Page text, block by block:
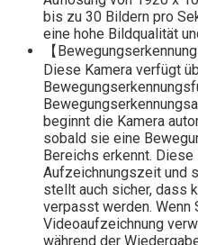
bis zu 30 Bildern pro
eine hohe Bildqualität
【
Diese Kamera verfügt
beginnt die Kamera
sobald sie eine
Bereichs erkennt.
Aufzeichnungszeit und
stellt auch sicher, dass
verpasst werden. Wenn
Videoaufzeichnung
während der